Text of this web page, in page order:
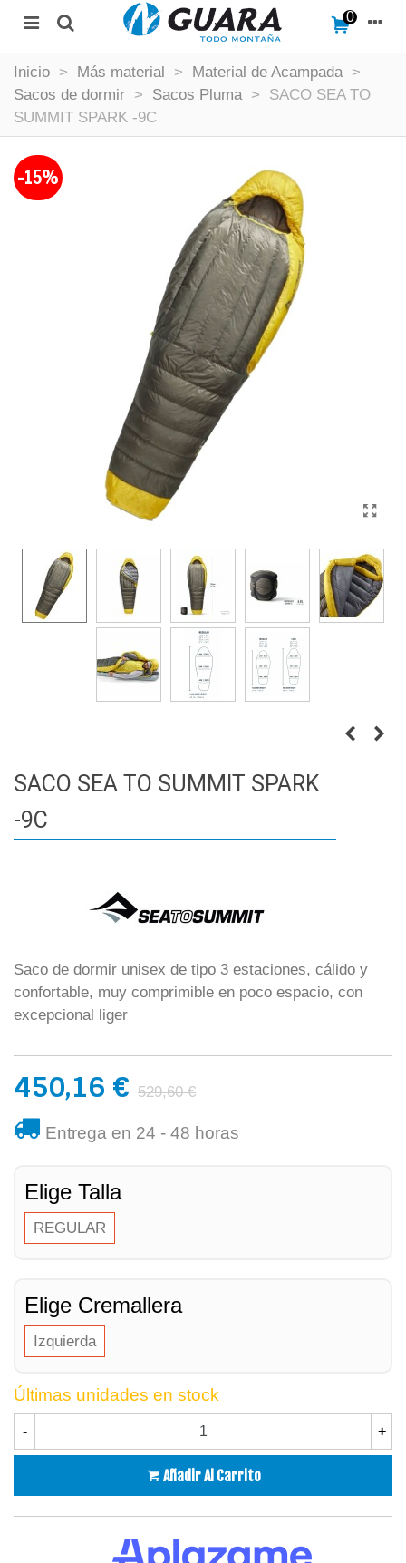
0
Inicio > Más material > Material de Acampada >
Sacos de dormir > Sacos Pluma >
SACO SEA TO
SUMMIT SPARK -9C
-15%
SACO SEA TO SUMMIT SPARK
-9C
Saco de dormir unisex de tipo 3 estaciones, cálido y
confortable, muy comprimible en poco espacio, con
excepcional liger
450,16 € 529,60 €
Entrega en 24 - 48 horas
Elige Talla
REGULAR
Elige Cremallera
Izquierda
Últimas unidades en stock
- +
Añadir Al Carrito